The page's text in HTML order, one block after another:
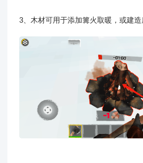
3、木材可用于添加篝火取暖，或建